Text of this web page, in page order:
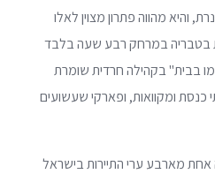
והיא מהווה פתרון מצוין לאלו
בטבריה במרחק רבע שעה בלבד
בבית" בקהילה חרדית שומרת
ומקוואות, ופארקי שעשועים
מארבע ערי התיירות בישראל